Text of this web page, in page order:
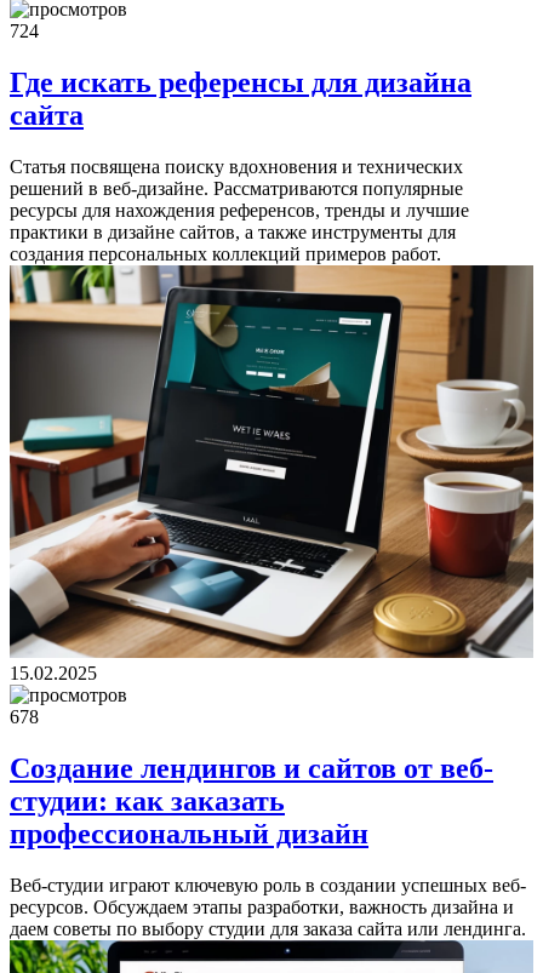
724
Где искать референсы для дизайна
сайта
Статья посвящена поиску вдохновения и технических
решений в веб-дизайне. Рассматриваются популярные
ресурсы для нахождения референсов, тренды и лучшие
практики в дизайне сайтов, а также инструменты для
создания персональных коллекций примеров работ.
15.02.2025
678
Создание лендингов и сайтов от веб-
студии: как заказать
профессиональный дизайн
Веб-студии играют ключевую роль в создании успешных веб-
ресурсов. Обсуждаем этапы разработки, важность дизайна и
даем советы по выбору студии для заказа сайта или лендинга.